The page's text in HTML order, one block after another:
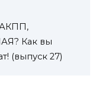
Как вы
(выпуск 27)